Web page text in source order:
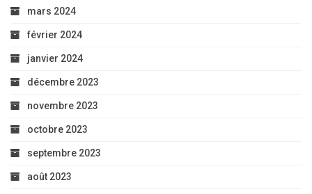
mars 2024
février 2024
janvier 2024
décembre 2023
novembre 2023
octobre 2023
septembre 2023
août 2023